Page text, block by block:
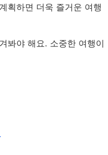
획하면 더욱 즐거운 여행
봐야 해요. 소중한 여행이